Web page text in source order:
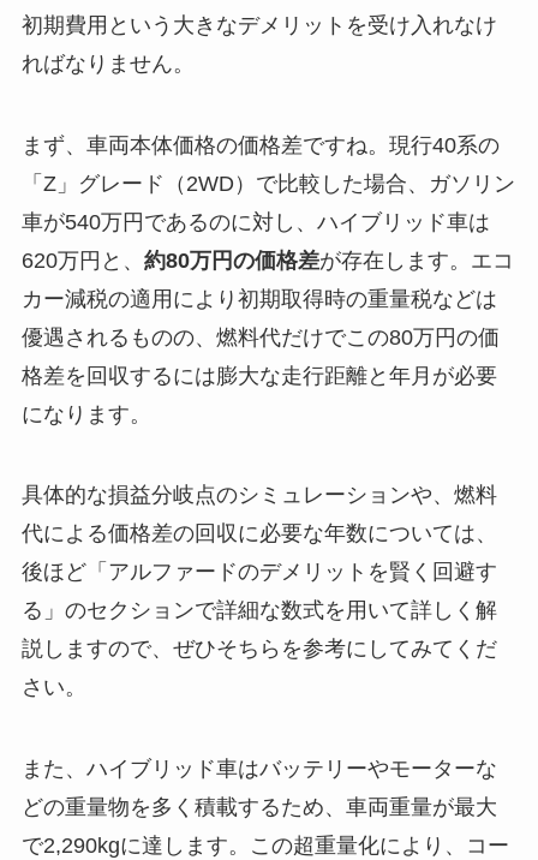
初期費用という大きなデメリットを受け入れなけ
ればなりません。
まず、車両本体価格の価格差ですね。現行40系の
「Z」グレード（2WD）で比較した場合、ガソリン
車が540万円であるのに対し、ハイブリッド車は
620万円と、 約80万円の価格差が存在します。エコ
カー減税の適用により初期取得時の重量税などは
優遇されるものの、燃料代だけでこの80万円の価
格差を回収するには膨大な走行距離と年月が必要
になります。
具体的な損益分岐点のシミュレーションや、燃料
代による価格差の回収に必要な年数については、
後ほど「アルファードのデメリットを賢く回避す
る」のセクションで詳細な数式を用いて詳しく解
説しますので、ぜひそちらを参考にしてみてくだ
さい。
また、ハイブリッド車はバッテリーやモーターな
どの重量物を多く積載するため、車両重量が最大
で2,290kgに達します。この超重量化により、コー